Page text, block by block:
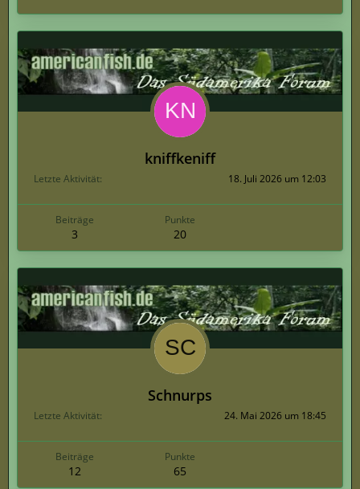
kniffkeniff
Letzte Aktivität 18. Juli 2026 um 12:03
Beiträge
3
Punkte
20
Schnurps
Letzte Aktivität 24. Mai 2026 um 18:45
Beiträge
12
Punkte
65